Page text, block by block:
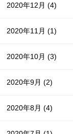
2020年12月(4)
2020年11月(1)
2020年10月(3)
2020年9月(2)
2020年8月(4)